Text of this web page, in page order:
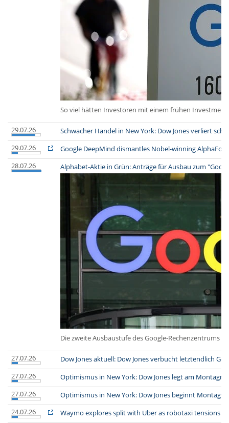
So viel hätten Investoren mit einem frühen
29.07.26
Schwacher Handel in New York: Dow Jones verliert
29.07.26
Google DeepMind dismantles Nobel-winning
28.07.26
Alphabet-Aktie in Grün: Anträge für Ausbau zum
Die zweite Ausbaustufe des Google-Rechenzentrums
27.07.26
Dow Jones aktuell: Dow Jones verbucht letztendlich
27.07.26
Optimismus in New York: Dow Jones legt am
27.07.26
Optimismus in New York: Dow Jones beginnt
24.07.26
Waymo explores split with Uber as robotaxi tensions